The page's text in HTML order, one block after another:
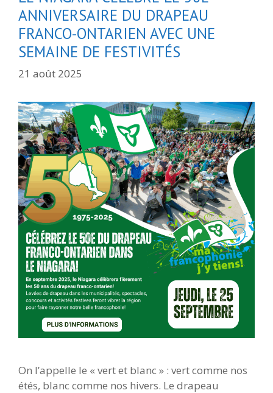
ANNIVERSAIRE DU DRAPEAU
FRANCO-ONTARIEN AVEC UNE
SEMAINE DE FESTIVITÉS
21 août 2025
On l’appelle le « vert et blanc » : vert comme nos
étés, blanc comme nos hivers. Le drapeau